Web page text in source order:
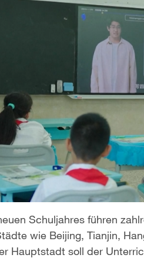
Schuljahres führen
wie Beijing, Tianjin,
Hauptstadt soll der